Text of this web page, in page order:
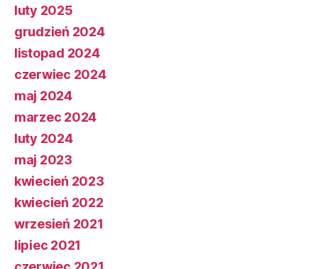
luty 2025
grudzień 2024
listopad 2024
czerwiec 2024
maj 2024
marzec 2024
luty 2024
maj 2023
kwiecień 2023
kwiecień 2022
wrzesień 2021
lipiec 2021